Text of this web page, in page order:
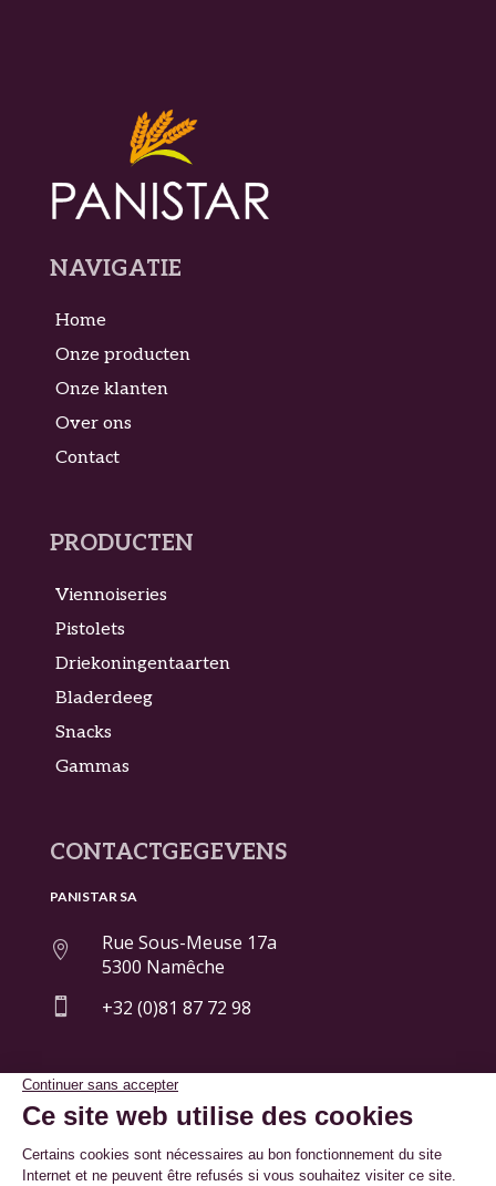
NAVIGATIE
Home
Onze producten
Onze klanten
Over ons
Contact
PRODUCTEN
Viennoiseries
Pistolets
Driekoningentaarten
Bladerdeeg
Snacks
Gammas
CONTACTGEGEVENS
PANISTAR SA

Rue Sous-Meuse 17a
5300 Namêche
 +32 (0)81 87 72 98